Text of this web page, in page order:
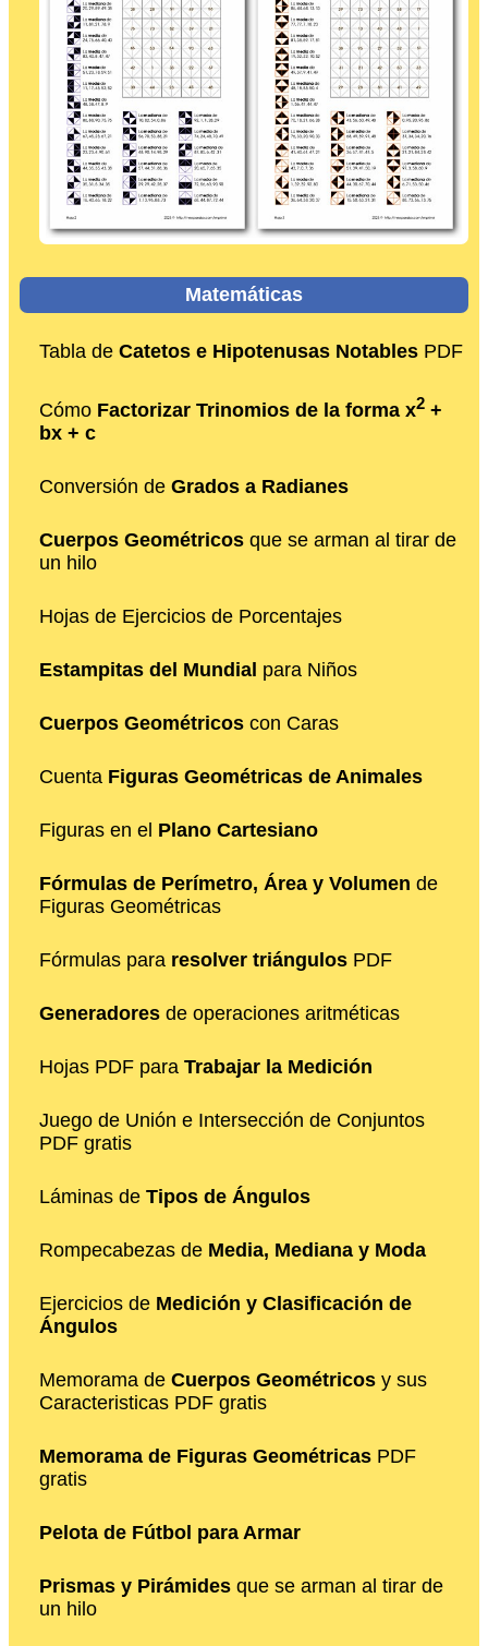
Matemáticas
Tabla de Catetos e Hipotenusas Notables PDF
Cómo Factorizar Trinomios de la forma x2 +
bx + c
Conversión de Grados a Radianes
Cuerpos Geométricos que se arman al tirar de
un hilo
Hojas de Ejercicios de Porcentajes
Estampitas del Mundial para Niños
Cuerpos Geométricos con Caras
Cuenta Figuras Geométricas de Animales
Figuras en el Plano Cartesiano
Fórmulas de Perímetro, Área y Volumen de
Figuras Geométricas
Fórmulas para resolver triángulos PDF
Generadores de operaciones aritméticas
Hojas PDF para Trabajar la Medición
Juego de Unión e Intersección de Conjuntos
PDF gratis
Láminas de Tipos de Ángulos
Rompecabezas de Media, Mediana y Moda
Ejercicios de Medición y Clasificación de
Ángulos
Memorama de Cuerpos Geométricos y sus
Caracteristicas PDF gratis
Memorama de Figuras Geométricas PDF
gratis
Pelota de Fútbol para Armar
Prismas y Pirámides que se arman al tirar de
un hilo